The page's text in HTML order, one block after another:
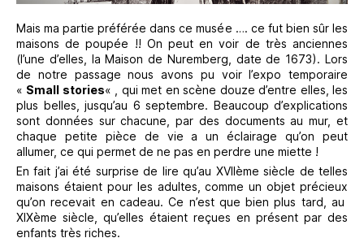
Mais ma partie préférée dans ce musée …. ce fut bien sûr les
maisons de poupée !! On peut en voir de très anciennes
(l’une d’elles, la Maison de Nuremberg, date de 1673). Lors
de notre passage nous avons pu voir l’expo temporaire
« Small stories« , qui met en scène douze d’entre elles, les
plus belles, jusqu’au 6 septembre. Beaucoup d’explications
sont données sur chacune, par des documents au mur, et
chaque petite pièce de vie a un éclairage qu’on peut
allumer, ce qui permet de ne pas en perdre une miette !
En fait j’ai été surprise de lire qu’au XVIIème siècle de telles
maisons étaient pour les adultes, comme un objet précieux
qu’on recevait en cadeau. Ce n’est que bien plus tard, au
XIXème siècle, qu’elles étaient reçues en présent par des
enfants très riches.